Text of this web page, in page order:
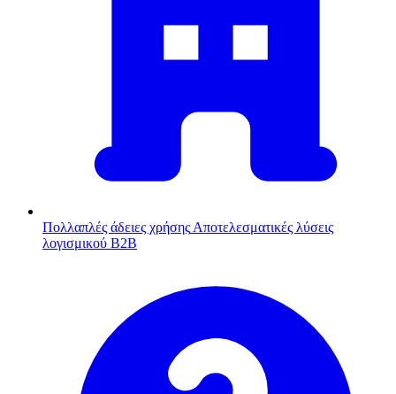
Πολλαπλές άδειες χρήσης Αποτελεσματικές λύσεις
λογισμικού B2B